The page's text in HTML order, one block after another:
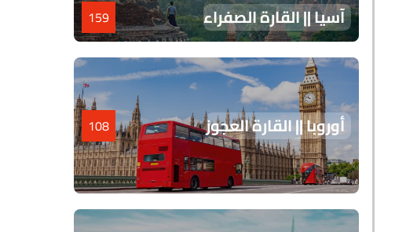
آسيا || القارة الصفراء 159
أوروبا || القارة العجوز 108